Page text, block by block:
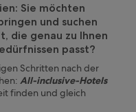
Sie möchten
und suchen
die genau zu Ihnen
passt?
Schritten nach der
All-inclusive-Hotels
finden und gleich